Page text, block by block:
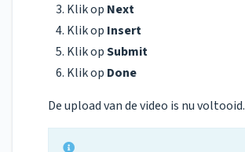
Klik op Next
Klik op Insert
Klik opSubmit
Klik op Done
De upload van de video is nu voltooid.